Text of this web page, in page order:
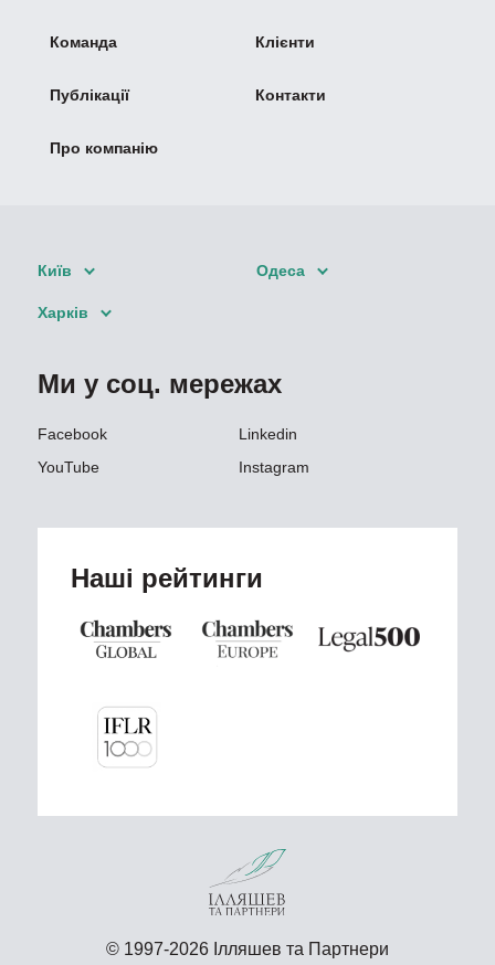
Команда Клієнти
Публікації Контакти
Про компанію
Київ Одеса
Харків
Ми у соц. мережах
Facebook
Linkedin
YouTube
Instagram
Наші рейтинги
© 1997-2026 Ілляшев та Партнери